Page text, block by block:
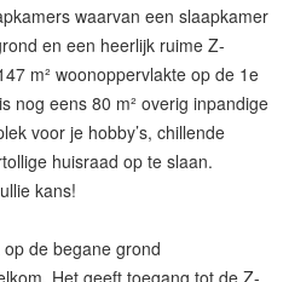
waarvan een slaapkamer
en een heerlijk ruime Z-
m² woonoppervlakte op de 1e
nog eens 80 m² overig inpandige
voor je hobby’s, chillende
huisraad op te slaan.
kans!
de begane grond
Het geeft toegang tot de Z-